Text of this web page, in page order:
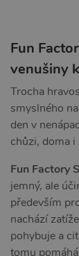
Fun
venušiny
Trocha
smyslného
den v
chůzi, doma i
Fun Factory
jemný, ale
především
nachází
pohybuje a
tomu